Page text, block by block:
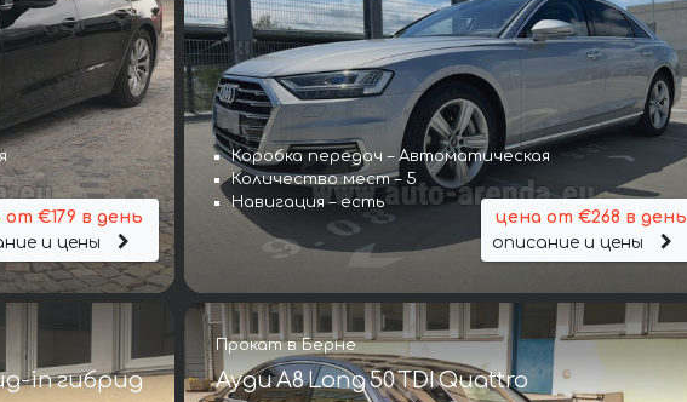
от €179 в день
и цены
Коробка передач – Автоматическая
Количество мест – 5
Навигация – есть
цена от €268 в день
описание и цены
in гибрид
Прокат в Берне
Ауди A8 Long 50 TDI Quattro